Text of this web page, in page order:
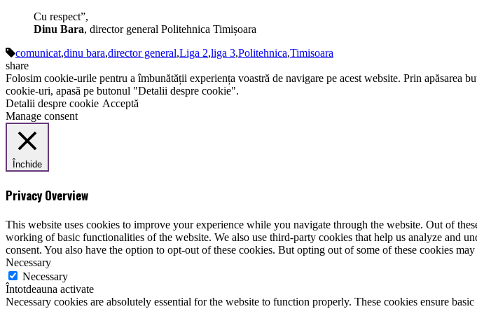
Cu respect”,
Dinu Bara, director general Politehnica Timișoara
comunicat,dinu bara,director general,Liga 2,liga 3,Politehnica,Timisoara
share
Folosim cookie-urile pentru a îmbunătății experiența voastră de navigare pe acest website. Prin
cookie-uri, apasă pe butonul "Detalii despre cookie".
Detalii despre cookie Acceptă
Manage consent
Închide
Privacy Overview
This website uses cookies to improve your experience while you navigate through the website. Out of
working of basic functionalities of the website. We also use third-party cookies that help us analyze and
consent. You also have the option to opt-out of these cookies. But opting out of some of these cookies
Necessary
Necessary
Întotdeauna activate
Necessary cookies are absolutely essential for the website to function properly. These cookies ensure